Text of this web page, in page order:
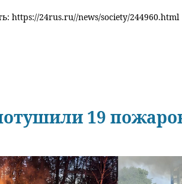
https://24rus.ru//news/society/244960.html
19